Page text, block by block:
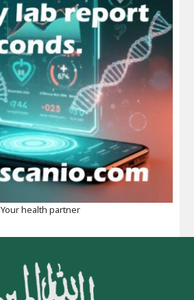
Your health partner